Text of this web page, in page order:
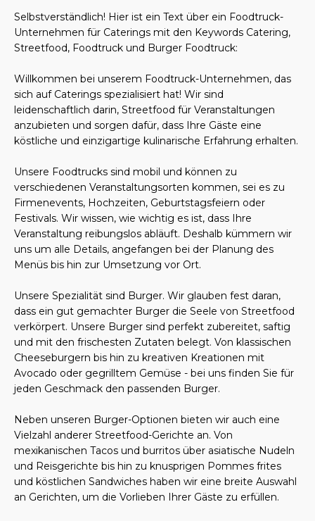
Selbstverständlich! Hier ist ein Text über ein Foodtruck-
Unternehmen für Caterings mit den Keywords Catering,
Streetfood, Foodtruck und Burger Foodtruck:
Willkommen bei unserem Foodtruck-Unternehmen, das
sich auf Caterings spezialisiert hat! Wir sind
leidenschaftlich darin, Streetfood für Veranstaltungen
anzubieten und sorgen dafür, dass Ihre Gäste eine
köstliche und einzigartige kulinarische Erfahrung erhalten.
Unsere Foodtrucks sind mobil und können zu
verschiedenen Veranstaltungsorten kommen, sei es zu
Firmenevents, Hochzeiten, Geburtstagsfeiern oder
Festivals. Wir wissen, wie wichtig es ist, dass Ihre
Veranstaltung reibungslos abläuft. Deshalb kümmern wir
uns um alle Details, angefangen bei der Planung des
Menüs bis hin zur Umsetzung vor Ort.
Unsere Spezialität sind Burger. Wir glauben fest daran,
dass ein gut gemachter Burger die Seele von Streetfood
verkörpert. Unsere Burger sind perfekt zubereitet, saftig
und mit den frischesten Zutaten belegt. Von klassischen
Cheeseburgern bis hin zu kreativen Kreationen mit
Avocado oder gegrilltem Gemüse - bei uns finden Sie für
jeden Geschmack den passenden Burger.
Neben unseren Burger-Optionen bieten wir auch eine
Vielzahl anderer Streetfood-Gerichte an. Von
mexikanischen Tacos und burritos über asiatische Nudeln
und Reisgerichte bis hin zu knusprigen Pommes frites
und köstlichen Sandwiches haben wir eine breite Auswahl
an Gerichten, um die Vorlieben Ihrer Gäste zu erfüllen.